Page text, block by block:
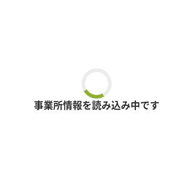
事業所情報を読み込み中です